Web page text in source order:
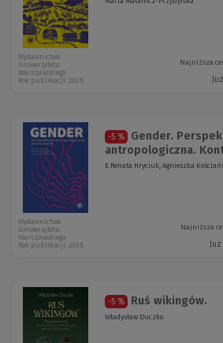
Najniższa
Wydawnictwa
Uniwersytetu
Warszawskiego
Rok publikacji: 2025
-5 %
Gender.
antropologiczna.
E.Renata Hryciuk, Agnieszka
Najniższa
Wydawnictwa
Uniwersytetu
Warszawskiego
Rok publikacji: 2025
-5 % Ruś wikingów.
Władysław Duczko